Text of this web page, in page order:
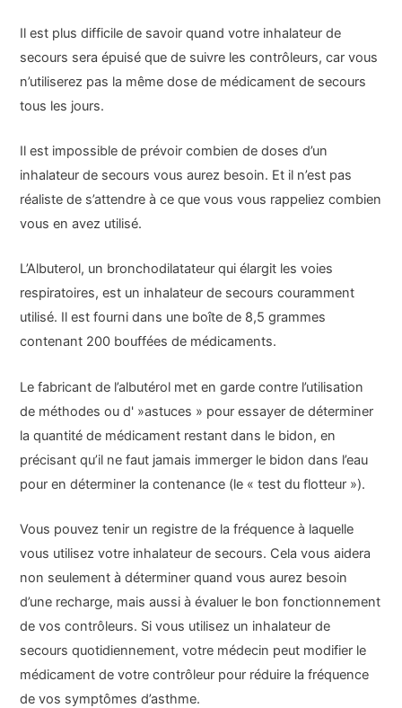
Il est plus difficile de savoir quand votre inhalateur de
secours sera épuisé que de suivre les contrôleurs, car vous
n’utiliserez pas la même dose de médicament de secours
tous les jours.
Il est impossible de prévoir combien de doses d’un
inhalateur de secours vous aurez besoin. Et il n’est pas
réaliste de s’attendre à ce que vous vous rappeliez combien
vous en avez utilisé.
L’Albuterol, un bronchodilatateur qui élargit les voies
respiratoires, est un inhalateur de secours couramment
utilisé. Il est fourni dans une boîte de 8,5 grammes
contenant 200 bouffées de médicaments.
Le fabricant de l’albutérol met en garde contre l’utilisation
de méthodes ou d' »astuces » pour essayer de déterminer
la quantité de médicament restant dans le bidon, en
précisant qu’il ne faut jamais immerger le bidon dans l’eau
pour en déterminer la contenance (le « test du flotteur »).
Vous pouvez tenir un registre de la fréquence à laquelle
vous utilisez votre inhalateur de secours. Cela vous aidera
non seulement à déterminer quand vous aurez besoin
d’une recharge, mais aussi à évaluer le bon fonctionnement
de vos contrôleurs. Si vous utilisez un inhalateur de
secours quotidiennement, votre médecin peut modifier le
médicament de votre contrôleur pour réduire la fréquence
de vos symptômes d’asthme.